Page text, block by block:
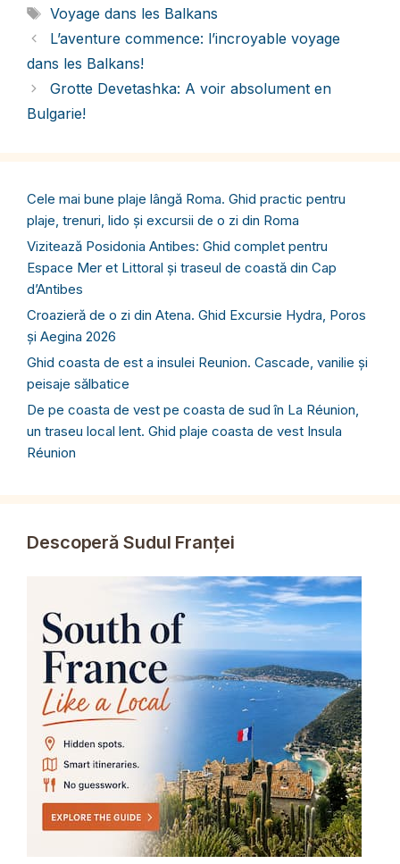
Étiquettes
Voyage dans les Balkans
L’aventure commence: l’incroyable voyage
dans les Balkans!
Grotte Devetashka: A voir absolument en
Bulgarie!
Cele mai bune plaje lângă Roma. Ghid practic pentru
plaje, trenuri, lido și excursii de o zi din Roma
Vizitează Posidonia Antibes: Ghid complet pentru
Espace Mer et Littoral și traseul de coastă din Cap
d’Antibes
Croazieră de o zi din Atena. Ghid Excursie Hydra, Poros
și Aegina 2026
Ghid coasta de est a insulei Reunion. Cascade, vanilie și
peisaje sălbatice
De pe coasta de vest pe coasta de sud în La Réunion,
un traseu local lent. Ghid plaje coasta de vest Insula
Réunion
Descoperă Sudul Franței